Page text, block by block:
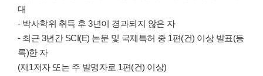
대
- 박사학위 취득 후 3년이 경과되지 않은 자
- 최근 3년간 SCI(E) 논문 및 국제특허 중 1편(건) 이상 발표(등
록)한 자
(제1저자 또는 주 발명자로 1편(건) 이상)